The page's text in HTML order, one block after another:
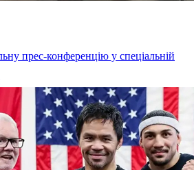
прес-конференцію у спеціальній